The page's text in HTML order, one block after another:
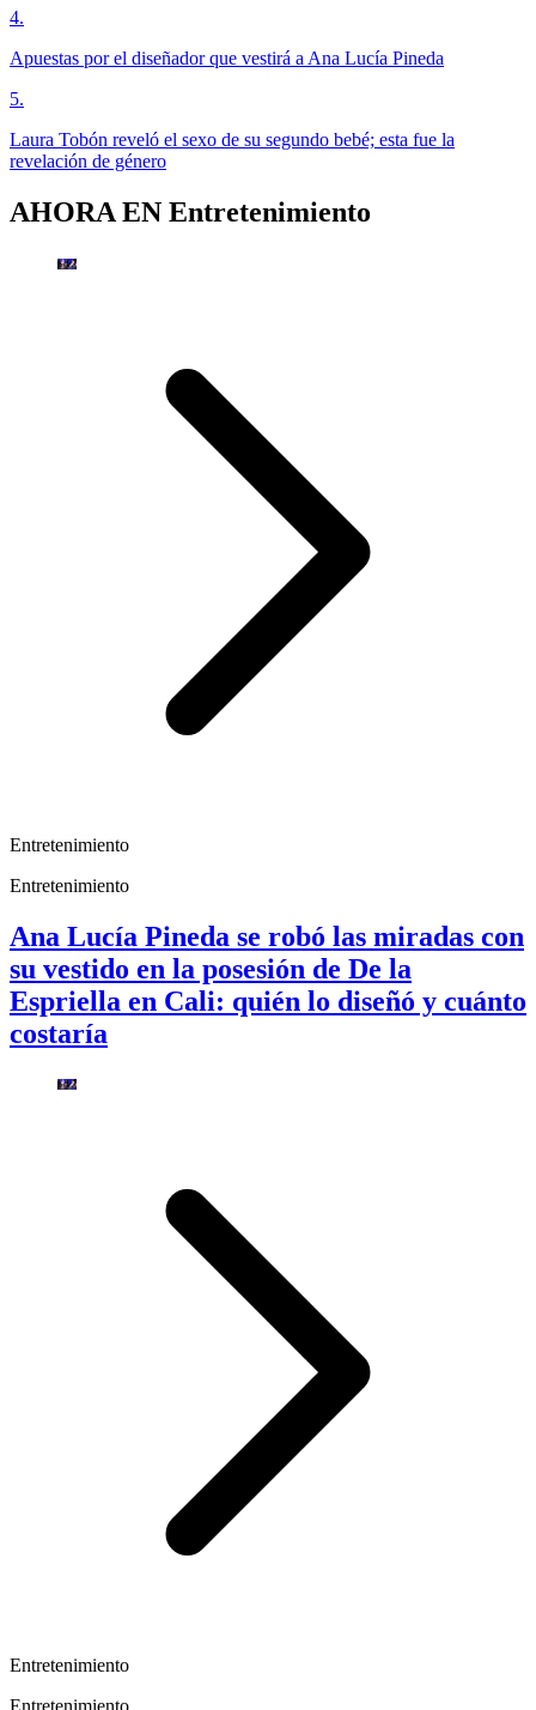
4.
Apuestas por el diseñador que vestirá a Ana Lucía Pineda
5.
Laura Tobón reveló el sexo de su segundo bebé; esta fue la
revelación de género
AHORA EN Entretenimiento
Entretenimiento
Entretenimiento
Ana Lucía Pineda se robó las miradas con
su vestido en la posesión de De la
Espriella en Cali: quién lo diseñó y cuánto
costaría
Entretenimiento